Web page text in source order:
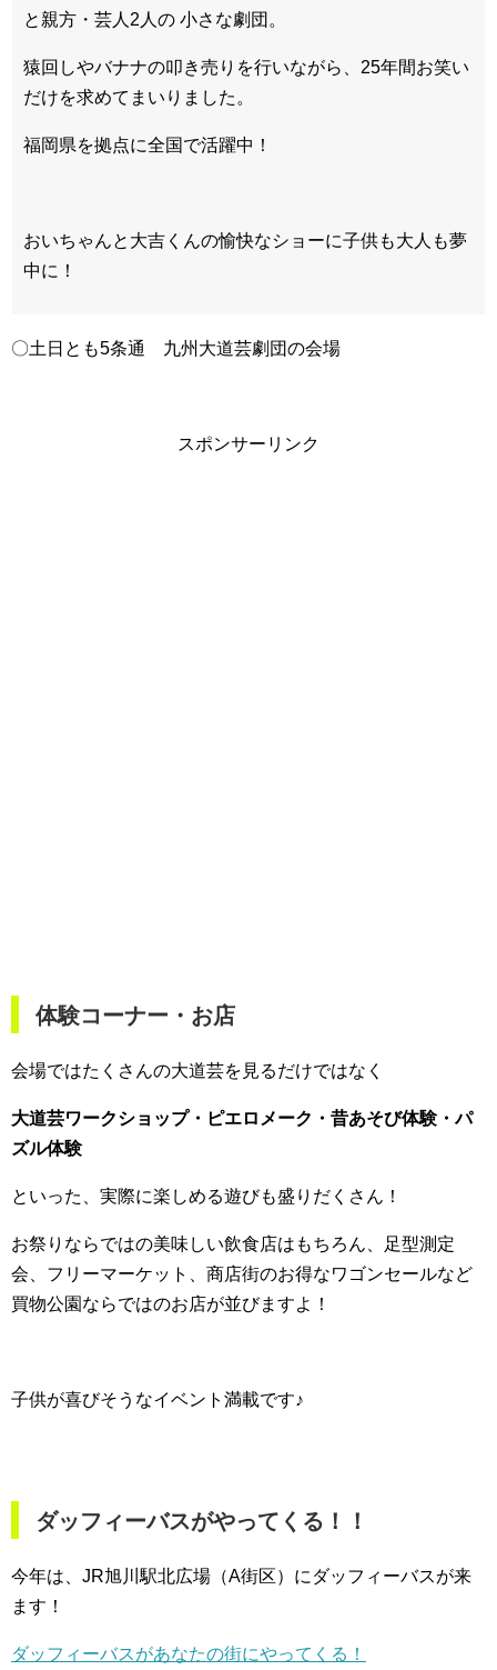
と親方・芸人2人の 小さな劇団。
猿回しやバナナの叩き売りを行いながら、25年間お笑い
だけを求めてまいりました。
福岡県を拠点に全国で活躍中！
おいちゃんと大吉くんの愉快なショーに子供も大人も夢
中に！
〇土日とも5条通 九州大道芸劇団の会場
スポンサーリンク
体験コーナー・お店
会場ではたくさんの大道芸を見るだけではなく
大道芸ワークショップ・ピエロメーク・昔あそび体験・パ
ズル体験
といった、実際に楽しめる遊びも盛りだくさん！
お祭りならではの美味しい飲食店はもちろん、足型測定
会、フリーマーケット、商店街のお得なワゴンセールなど
買物公園ならではのお店が並びますよ！
子供が喜びそうなイベント満載です♪
ダッフィーバスがやってくる！！
今年は、JR旭川駅北広場（A街区）にダッフィーバスが来
ます！
ダッフィーバスがあなたの街にやってくる！